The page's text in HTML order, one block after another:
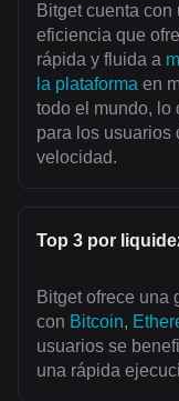
Bitget cuenta
eficiencia que
rápida y fluida a
la plataforma en
todo el mundo, lo
para los usuarios
velocidad.
Top 3 por
Bitget ofrece una
con Bitcoin,
usuarios se
una rápida